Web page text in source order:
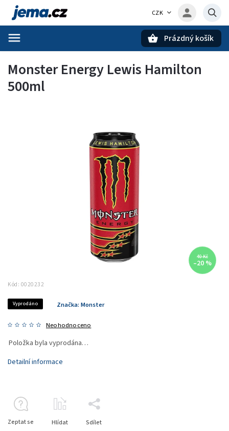
CZK
Prázdný košík
Monster Energy Lewis Hamilton
500ml
40 Kč
–20 %
Kód: 0020232
Vyprodáno
Neohodnoceno
Značka: Monster
Položka byla vyprodána…
Detailní informace
Zeptat se Hlídat Sdílet